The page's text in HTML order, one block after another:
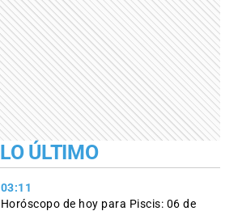
LO ÚLTIMO
03:11
Horóscopo de hoy para Piscis: 06 de